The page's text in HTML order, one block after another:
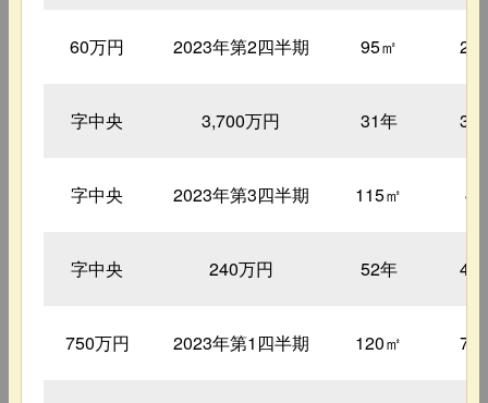
60万円 2023年第2四半期 95㎡
字中央 3,700万円 31年
字中央 2023年第3四半期 115㎡
字中央 240万円 52年
750万円 2023年第1四半期 120㎡